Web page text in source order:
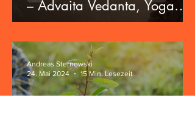
– Advaita Vedanta, Yoga
und die Zukunft der
Zivilisation
Andreas Sternowski
24. Mai 2024
15 Min. Lesezeit